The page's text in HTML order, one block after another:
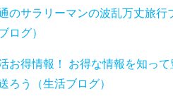
のサラリーマンの波乱万丈旅行
ログ）
お得情報！ お得な情報を知っ
ろう（生活ブログ）